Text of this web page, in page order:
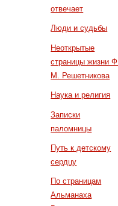
отвечает
Люди и судьбы
Неоткрытые
страницы жизни Ф.
М. Решетникова
Наука и религия
Записки
паломницы
Путь к детскому
сердцу
По страницам
Альманаха